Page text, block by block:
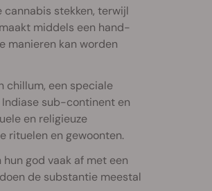
stekken, terwijl
middels een hand-
manieren kan worden
chillum, een speciale
sub-continent en
en religieuze
rituelen en gewoonten.
god vaak af met een
de substantie meestal